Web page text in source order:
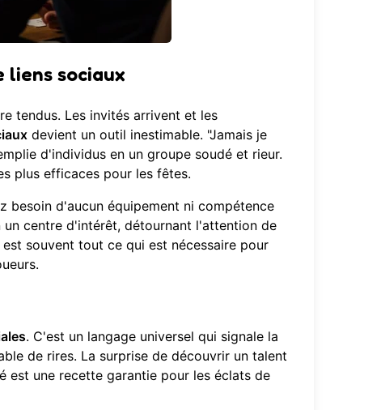
liens sociaux
tendus. Les invités arrivent et les
devient un outil inestimable. "Jamais je
d'individus en un groupe soudé et rieur.
plus efficaces pour les fêtes.
besoin d'aucun équipement ni compétence
centre d'intérêt, détournant l'attention de
souvent tout ce qui est nécessaire pour
. C'est un langage universel qui signale la
de rires. La surprise de découvrir un talent
est une recette garantie pour les éclats de